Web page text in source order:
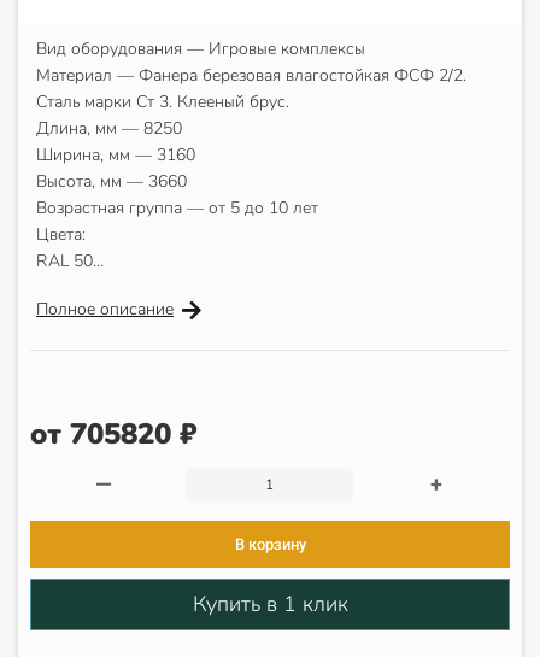
Вид оборудования — Игровые комплексы
Материал — Фанера березовая влагостойкая ФСФ 2/2.
Сталь марки Ст 3. Клееный брус.
Длина, мм — 8250
Ширина, мм — 3160
Высота, мм — 3660
Возрастная группа — от 5 до 10 лет
Цвета:
RAL 50…
Полное описание
от 705820 ₽
— +
В корзину
Купить в 1 клик